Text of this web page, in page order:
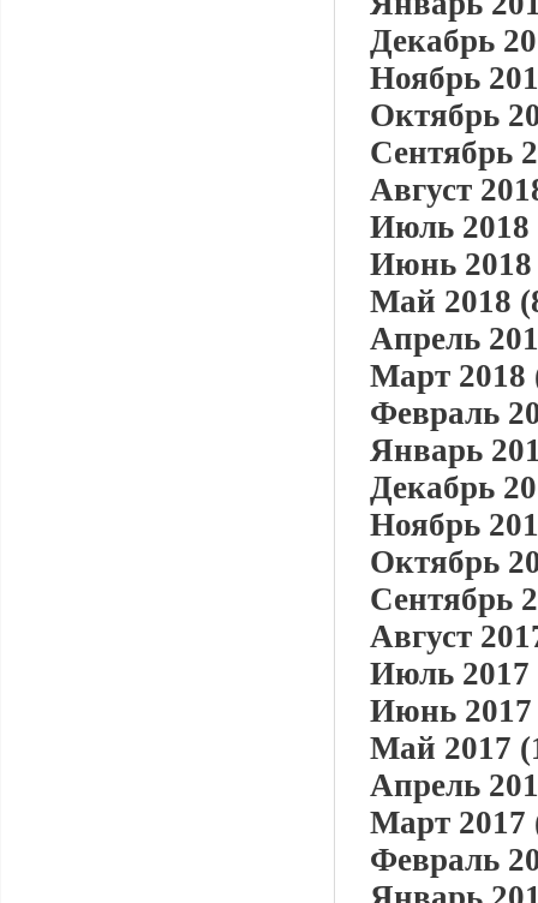
Декабрь
Ноябрь
Октябрь
Сентябрь
Август
Июль 2018
Июнь 2018
Май 2018
Апрель
Март 2018
Февраль
Январь
Декабрь
Ноябрь
Октябрь
Сентябрь
Август
Июль 2017
Июнь 2017
Май 2017
Апрель
Март 2017
Февраль